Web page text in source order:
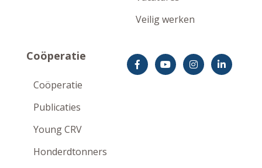
Veilig werken
Coöperatie
Coöperatie
Publicaties
Young CRV
Honderdtonners